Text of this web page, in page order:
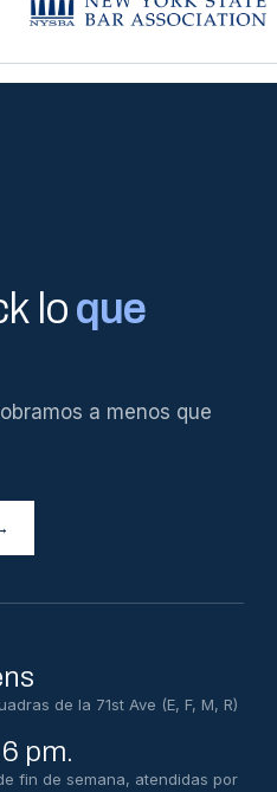
lo que
a menos que
de la 71st Ave (E, F, M, R)
pm.
fin de semana, atendidas por